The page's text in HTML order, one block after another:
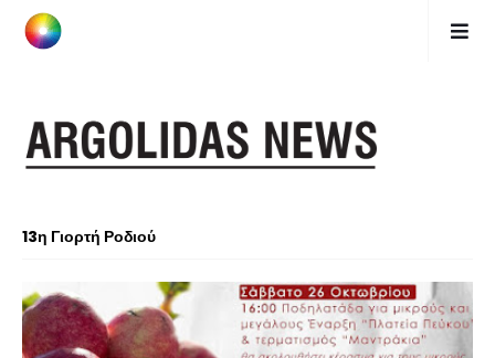
13η Γιορτή Ροδιού